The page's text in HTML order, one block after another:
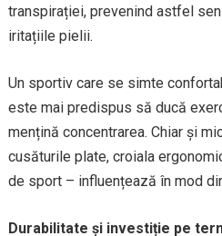
transpirației, prevenind astfel
iritațiile pielii.
Un sportiv care se simte
este mai predispus să ducă
mențină concentrarea. Chiar și
cusăturile plate, croiala
de sport – influențează în mod
Durabilitate și investiție pe